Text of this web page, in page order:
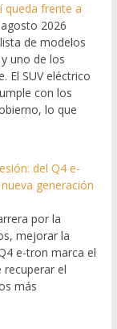
queda frente a
2026
de modelos
uno de los
El SUV eléctrico
con los
lo que
del Q4 e-
generación
por la
mejorar la
e-tron marca el
el
más